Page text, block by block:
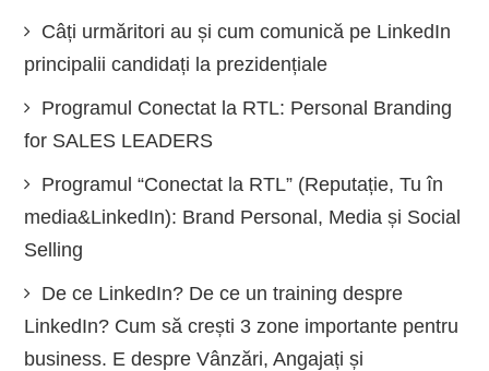
Câți urmăritori au și cum comunică pe LinkedIn
principalii candidați la prezidențiale
Programul Conectat la RTL: Personal Branding
for SALES LEADERS
Programul “Conectat la RTL” (Reputație, Tu în
media&LinkedIn): Brand Personal, Media și Social
Selling
De ce LinkedIn? De ce un training despre
LinkedIn? Cum să crești 3 zone importante pentru
business. E despre Vânzări, Angajați și